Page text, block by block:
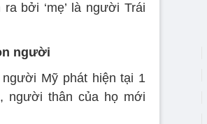
bởi ‘mẹ’ là người Trái
người
Mỹ phát hiện tại 1
người thân của họ mới